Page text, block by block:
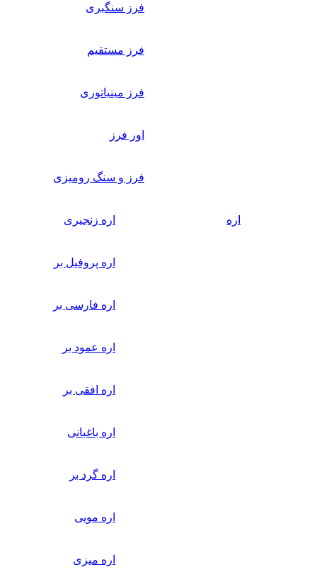
فرز سنگبری
فرز مستقیم
فرز مینیاتوری
اور فرز
فرز و سنگ رومیزی
اره اره زنجیری
اره پروفیل بر
اره فارسی بر
اره عمود بر
اره افقی بر
اره باغبانی
اره گرد بر
اره مویی
اره میزی